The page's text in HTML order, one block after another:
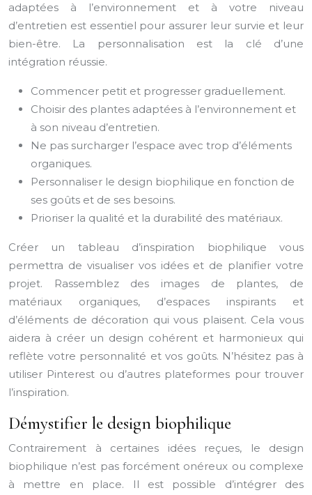
adaptées à l’environnement et à votre niveau
d’entretien est essentiel pour assurer leur survie et leur
bien-être. La personnalisation est la clé d’une
intégration réussie.
Commencer petit et progresser graduellement.
Choisir des plantes adaptées à l’environnement et
à son niveau d’entretien.
Ne pas surcharger l’espace avec trop d’éléments
organiques.
Personnaliser le design biophilique en fonction de
ses goûts et de ses besoins.
Prioriser la qualité et la durabilité des matériaux.
Créer un tableau d’inspiration biophilique vous
permettra de visualiser vos idées et de planifier votre
projet. Rassemblez des images de plantes, de
matériaux organiques, d’espaces inspirants et
d’éléments de décoration qui vous plaisent. Cela vous
aidera à créer un design cohérent et harmonieux qui
reflète votre personnalité et vos goûts. N’hésitez pas à
utiliser Pinterest ou d’autres plateformes pour trouver
l’inspiration.
Démystifier le design biophilique
Contrairement à certaines idées reçues, le design
biophilique n’est pas forcément onéreux ou complexe
à mettre en place. Il est possible d’intégrer des